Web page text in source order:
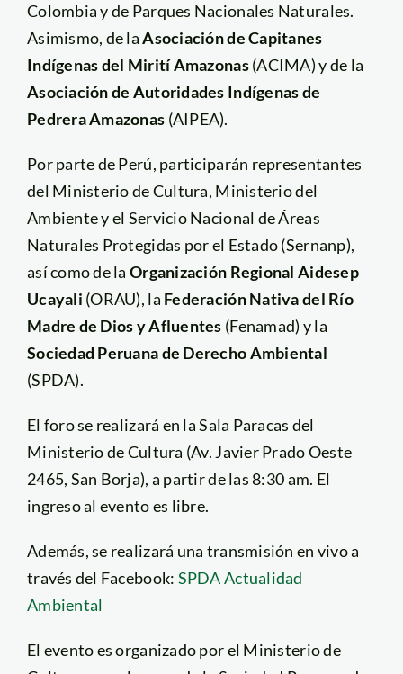
Colombia y de Parques Nacionales Naturales.
Asimismo, de laAsociación de Capitanes
Indígenas del Mirití Amazonas(ACIMA) y de la
Asociación de Autoridades Indígenas de
Pedrera Amazonas (AIPEA).
Por parte de Perú, participarán representantes
del Ministerio de Cultura, Ministerio del
Ambiente y el Servicio Nacional de Áreas
Naturales Protegidas por el Estado (Sernanp),
así como de laOrganización Regional Aidesep
Ucayali (ORAU), la Federación Nativa del Río
Madre de Dios y Afluentes (Fenamad) y la
Sociedad Peruana de Derecho Ambiental
(SPDA).
El foro se realizará en la Sala Paracas del
Ministerio de Cultura (Av. Javier Prado Oeste
2465, San Borja), a partir de las 8:30 am. El
ingreso al evento es libre.
Además, se realizará una transmisión en vivo a
través del Facebook: SPDA Actualidad
Ambiental
El evento es organizado por el Ministerio de